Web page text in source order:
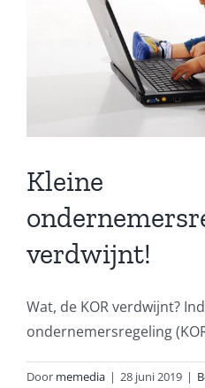
Kleine
verdwijnt!
Wat, de KOR verdwijnt?
ondernemersregeling
Door memedia | 28 juni 2019 |